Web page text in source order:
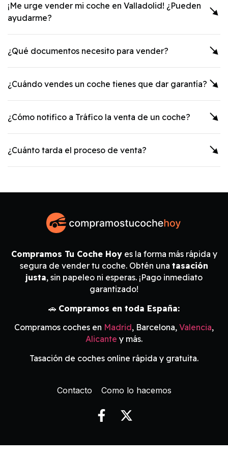
¡Me urge vender mi coche en Valladolid! ¿Pueden
ayudarme?
¿Qué documentos necesito para vender?
¿Cuándo vendes un coche tienes que dar garantía?
¿Cómo notifico a Tráfico la venta de un coche?
¿Cuánto tarda el proceso de venta?
Compramos Tu Coche Hoyes la forma más rápida y
segura de vender tu coche. Obtén una tasación
justa, sin papeleo ni esperas. ¡Pago inmediato
garantizado!
🚗 Compramos en toda España:
Compramos coches en Madrid, Barcelona, Valencia,
Alicante y más.
Tasación de coches online rápida y gratuita.
Contacto Como lo hacemos